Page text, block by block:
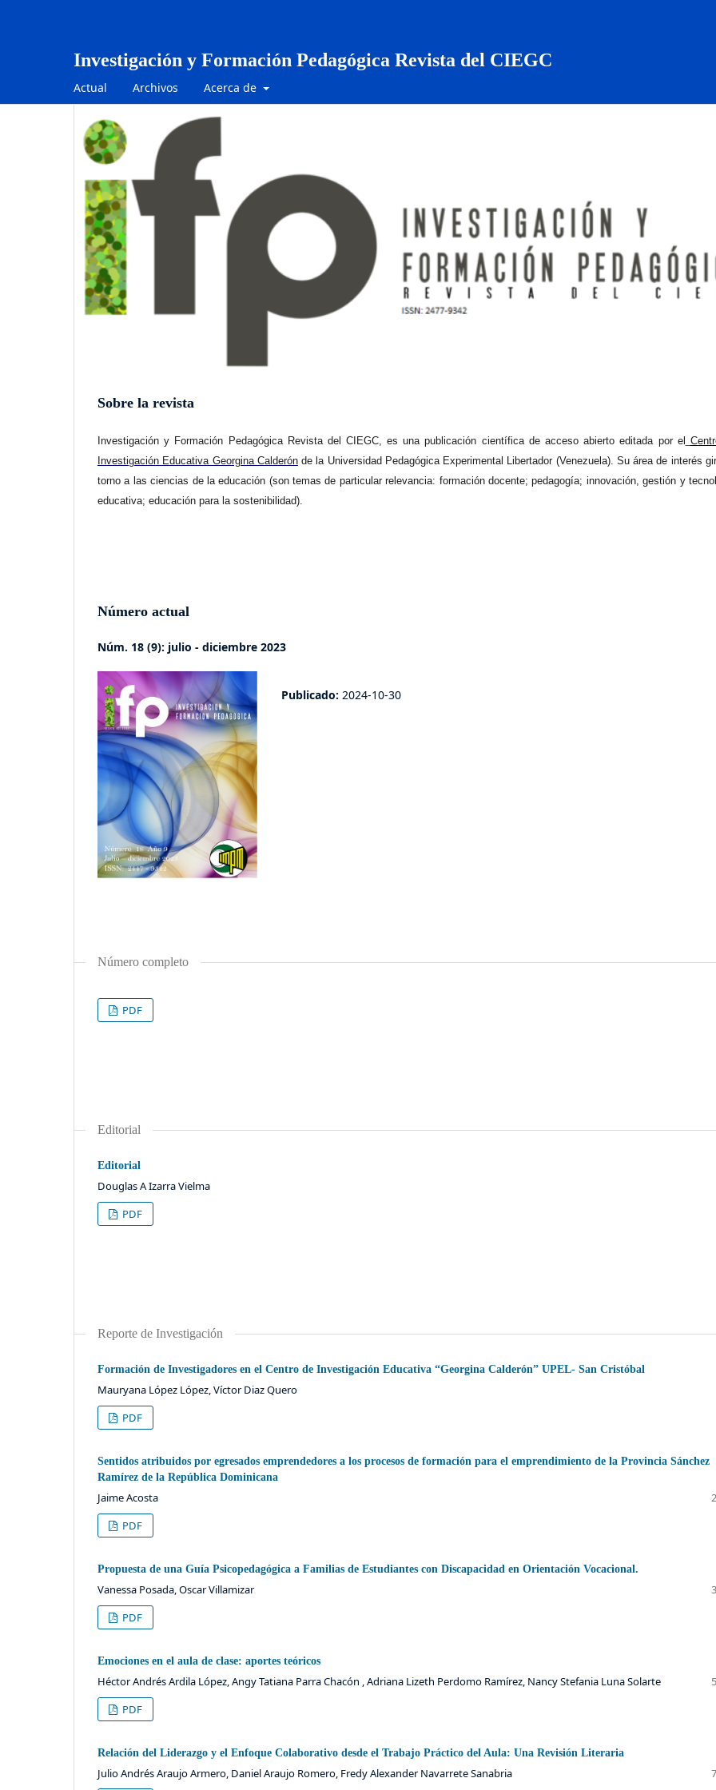
Investigación y Formación Pedagógica Revista del CIEGC
Actual Archivos Acerca de
Sobre la revista
Investigación y Formación Pedagógica Revista del CIEGC, es una publicación científica de acceso abierto editada por el
Investigación Educativa Georgina Calderón de la Universidad Pedagógica Experimental Libertador (Venezuela). Su área de interés
torno a las ciencias de la educación (son temas de particular relevancia: formación docente; pedagogía; innovación, gestión y
educativa; educación para la sostenibilidad).
Número actual
Núm. 18 (9): julio - diciembre 2023
Publicado: 2024-10-30
Número completo
PDF
Editorial
Editorial
Douglas A Izarra Vielma
PDF
Reporte de Investigación
Formación de Investigadores en el Centro de Investigación Educativa “Georgina Calderón” UPEL- San Cristóbal
Mauryana López López, Víctor Diaz Quero
PDF
Sentidos atribuidos por egresados emprendedores a los procesos de formación para el emprendimiento de la Provincia Sánchez
Ramírez de la República Dominicana
Jaime Acosta
PDF
Propuesta de una Guía Psicopedagógica a Familias de Estudiantes con Discapacidad en Orientación Vocacional.
Vanessa Posada, Oscar Villamizar
PDF
Emociones en el aula de clase: aportes teóricos
Héctor Andrés Ardila López, Angy Tatiana Parra Chacón , Adriana Lizeth Perdomo Ramírez, Nancy Stefania Luna Solarte
PDF
Relación del Liderazgo y el Enfoque Colaborativo desde el Trabajo Práctico del Aula: Una Revisión Literaria
Julio Andrés Araujo Armero, Daniel Araujo Romero, Fredy Alexander Navarrete Sanabria